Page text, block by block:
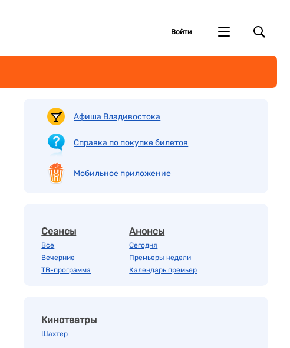
Войти
Афиша Владивостока
Справка по покупке билетов
Мобильное приложение
Сеансы
Все
Вечерние
ТВ-программа
Анонсы
Сегодня
Премьеры недели
Календарь премьер
Кинотеатры
Шахтер